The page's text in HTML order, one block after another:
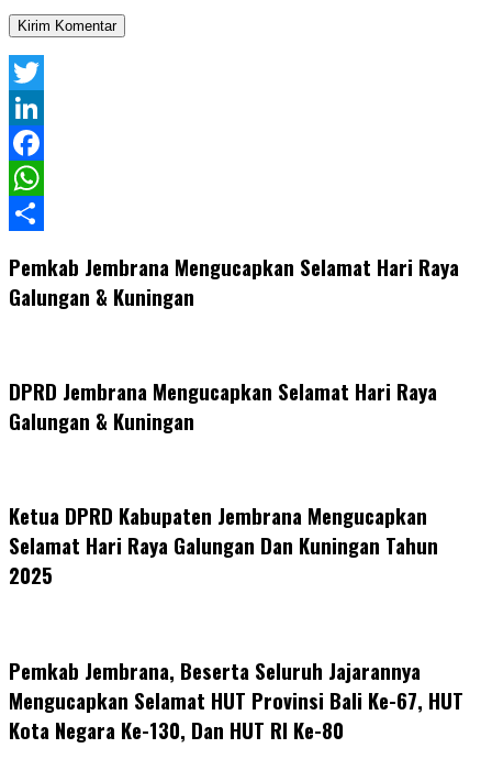
Twitter
LinkedIn
Facebook
WhatsApp
Pemkab Jembrana Mengucapkan Selamat Hari Raya
Galungan & Kuningan
DPRD Jembrana Mengucapkan Selamat Hari Raya
Galungan & Kuningan
Ketua DPRD Kabupaten Jembrana Mengucapkan
Selamat Hari Raya Galungan Dan Kuningan Tahun
2025
Pemkab Jembrana, Beserta Seluruh Jajarannya
Mengucapkan Selamat HUT Provinsi Bali Ke-67, HUT
Kota Negara Ke-130, Dan HUT RI Ke-80